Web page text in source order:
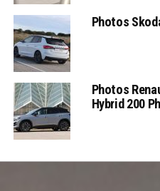
Photos
Photos
Hybrid 200